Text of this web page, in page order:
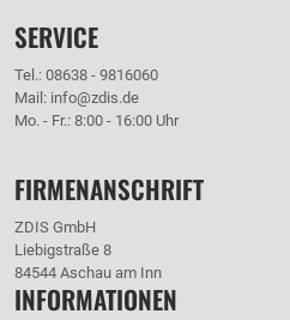
SERVICE
Tel.: 08638 - 9816060
Mail: info@zdis.de
Mo. - Fr.: 8:00 - 16:00 Uhr
FIRMENANSCHRIFT
ZDIS GmbH
Liebigstraße 8
84544 Aschau am Inn
INFORMATIONEN